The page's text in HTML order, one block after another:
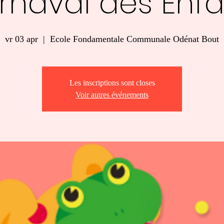
vr 03 apr
  |
Ecole Fondamentale Communale Odénat Bout
Les inscriptions sont closes
Voir autres événements